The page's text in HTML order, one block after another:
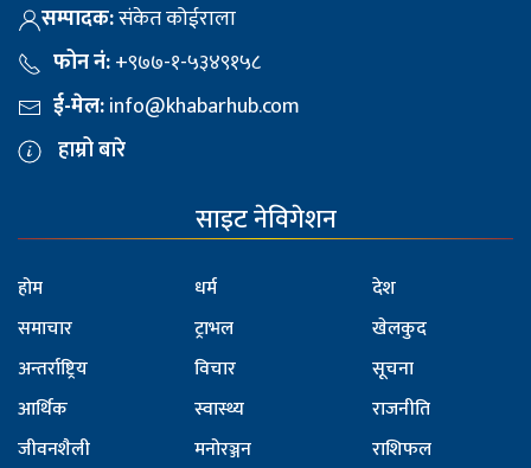
सम्पादक:संकेत कोईराला
फोन नं:+९७७-१-५३४९१५८
ई-मेल:info@khabarhub.com
हाम्रो बारे
साइट नेविगेशन
होम
समाचार
अन्तर्राष्ट्रिय
आर्थिक
जीवनशैली
धर्म
ट्राभल
विचार
स्वास्थ्य
मनोरञ्जन
देश
खेलकुद
सूचना
राजनीति
राशिफल